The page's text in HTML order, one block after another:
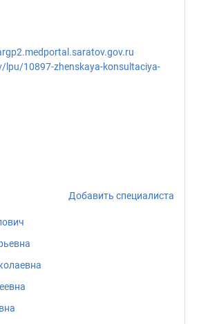
lpu/10897-zhenskaya-konsultaciya-
Добавить специалиста